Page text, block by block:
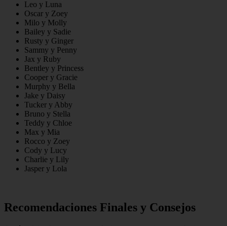
Leo y Luna
Oscar y Zoey
Milo y Molly
Bailey y Sadie
Rusty y Ginger
Sammy y Penny
Jax y Ruby
Bentley y Princess
Cooper y Gracie
Murphy y Bella
Jake y Daisy
Tucker y Abby
Bruno y Stella
Teddy y Chloe
Max y Mia
Rocco y Zoey
Cody y Lucy
Charlie y Lily
Jasper y Lola
Recomendaciones Finales y Consejos